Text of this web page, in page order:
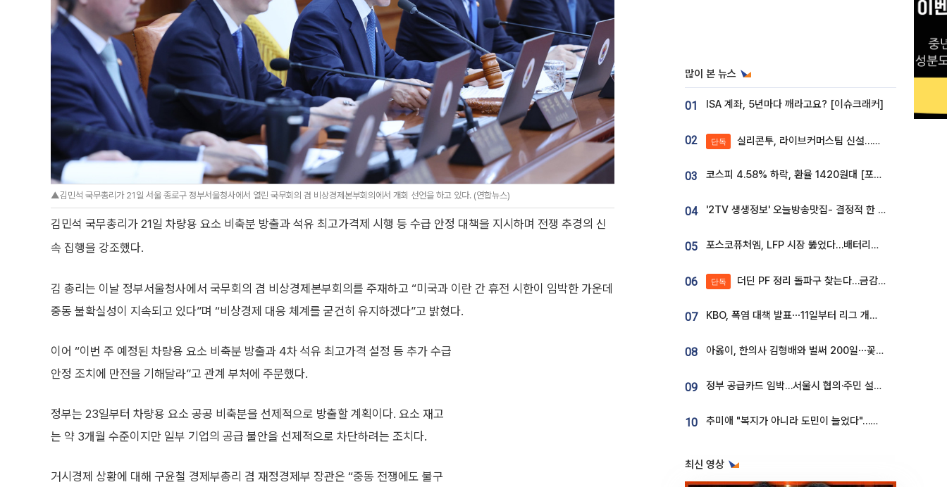
▲김민석 국무총리가 21일 서울 종로구 정부서울청사에서 열린 국무회의 겸 비상경제본부회의에서 개회 선언을 하고 있다. (연합뉴스)
김민석 국무총리가 21일 차량용 요소 비축분 방출과 석유 최고가격제 시행 등 수급 안정 대책을 지시하며 전쟁 추경의 신
속 집행을 강조했다.
김 총리는 이날 정부서울청사에서 국무회의 겸 비상경제본부회의를 주재하고 “미국과 이란 간 휴전 시한이 임박한 가운데
중동 불확실성이 지속되고 있다”며 “비상경제 대응 체계를 굳건히 유지하겠다”고 밝혔다.
이어 “이번 주 예정된 차량용 요소 비축분 방출과 4차 석유 최고가격 설정 등 추가 수급
안정 조치에 만전을 기해달라”고 관계 부처에 주문했다.
정부는 23일부터 차량용 요소 공공 비축분을 선제적으로 방출할 계획이다. 요소 재고
는 약 3개월 수준이지만 일부 기업의 공급 불안을 선제적으로 차단하려는 조치다.
거시경제 상황에 대해 구윤철 경제부총리 겸 재정경제부 장관은 “중동 전쟁에도 불구
많이 본 뉴스
01 ISA 계좌, 5년마다 깨라고요? [이슈크래커]
02 단독 실리콘투, 라이브커머스팀 신설…K뷰티 ‘글로벌 판매망’ 확대[K뷰티 라방戰]
03 코스피 4.58% 하락, 환율 1420원대 [포토]
04 '2TV 생생정보' 오늘방송맛집- 결정적 한 수, 3종 메밀면! 메밀 소바 맛집 '의○○○○'
05 포스코퓨처엠, LFP 시장 뚫었다…배터리사와 대규모 장기 공급 합의
06 단독 더딘 PF 정리 돌파구 찾는다…금감원, 1년 반 만에 매각설명회 재개
07 KBO, 폭염 대책 발표⋯11일부터 리그 개시ㆍ경기 오후 7시 시작
08 아옳이, 한의사 김형배와 벌써 200일⋯꽃다발 들고 "프러포즈 아냐"
09 정부 공급카드 임박…서울시 협의·주민 설득이 성패 가른다 [부동산 해법 전쟁]
10 추미애 "복지가 아니라 도민이 늘었다"…재정난 책임론 정면돌파
최신 영상